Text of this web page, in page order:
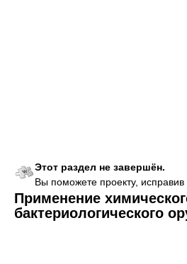
Этот раздел не завершён.
Вы поможете проекту, исправив
Применение
бактериологического